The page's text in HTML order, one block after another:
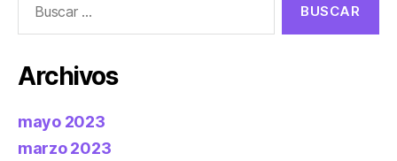
Archivos
mayo 2023
marzo 2023